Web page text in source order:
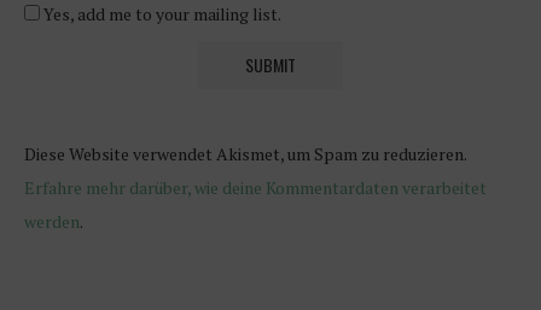
Yes, add me to your mailing list.
Diese Website verwendet Akismet, um Spam zu reduzieren.
Erfahre mehr darüber, wie deine Kommentardaten verarbeitet
werden.